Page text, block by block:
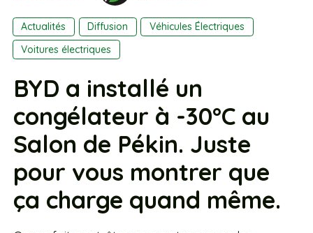
Actualités Diffusion
Véhicules Électriques
Voitures électriques
BYD a installé un
congélateur à -30°C au
Salon de Pékin. Juste
pour vous montrer que
ça charge quand même.